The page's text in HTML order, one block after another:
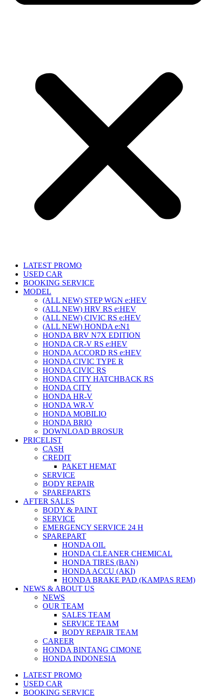
LATEST PROMO
USED CAR
BOOKING SERVICE
MODEL
(ALL NEW) STEP WGN e:HEV
(ALL NEW) HRV RS e:HEV
(ALL NEW) CIVIC RS e:HEV
(ALL NEW) HONDA e:N1
HONDA BRV N7X EDITION
HONDA CR-V RS e:HEV
HONDA ACCORD RS e:HEV
HONDA CIVIC TYPE R
HONDA CIVIC RS
HONDA CITY HATCHBACK RS
HONDA CITY
HONDA HR-V
HONDA WR-V
HONDA MOBILIO
HONDA BRIO
DOWNLOAD BROSUR
PRICELIST
CASH
CREDIT
PAKET HEMAT
SERVICE
BODY REPAIR
SPAREPARTS
AFTER SALES
BODY & PAINT
SERVICE
EMERGENCY SERVICE 24 H
SPAREPART
HONDA OIL
HONDA CLEANER CHEMICAL
HONDA TIRES (BAN)
HONDA ACCU (AKI)
HONDA BRAKE PAD (KAMPAS REM)
NEWS & ABOUT US
NEWS
OUR TEAM
SALES TEAM
SERVICE TEAM
BODY REPAIR TEAM
CAREER
HONDA BINTANG CIMONE
HONDA INDONESIA
LATEST PROMO
USED CAR
BOOKING SERVICE